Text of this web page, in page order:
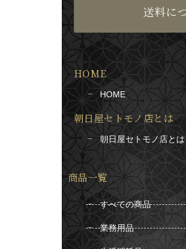
送料に
HOME
HOME
朝日屋セトモノ店とは
朝日屋セトモノ店とは
商品一覧
すべての商品
業務用品